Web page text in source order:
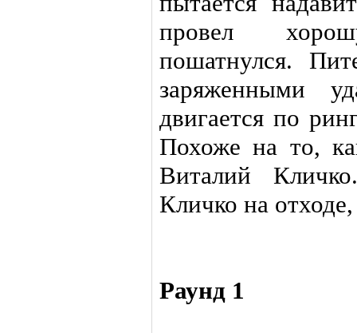
провел
пошатнулся.
заряженными
двигается по
Похоже на то,
Виталий
Кличко на
Раунд 1